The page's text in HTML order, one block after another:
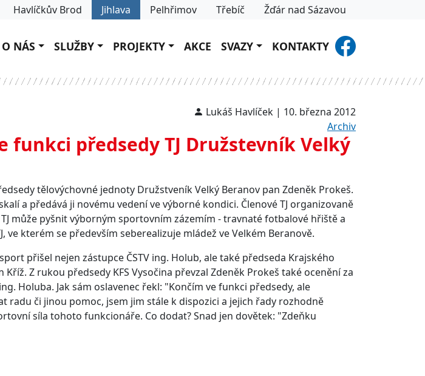
Havlíčkův Brod Jihlava Pelhřimov Třebíč Žďár nad Sázavou
O NÁS SLUŽBY PROJEKTY AKCE SVAZY KONTAKTY
Lukáš Havlíček | 10. března 2012
Archiv
funkci předsedy TJ Družstevník Velký
tělovýchovné jednoty Družstveník Velký Beranov pan Zdeněk Prokeš.
a předává ji novému vedení ve výborné kondici. Členové TJ organizovaně
může pyšnit výborným sportovním zázemím - travnaté fotbalové hřiště a
kterém se především seberealizuje mládež ve Velkém Beranově.
přišel nejen zástupce ČSTV ing. Holub, ale také předseda Krajského
Z rukou předsedy KFS Vysočina převzal Zdeněk Prokeš také ocenění za
Holuba. Jak sám oslavenec řekl: "Končím ve funkci předsedy, ale
či jinou pomoc, jsem jim stále k dispozici a jejich řady rozhodně
síla tohoto funkcionáře. Co dodat? Snad jen dovětek: "Zdeňku